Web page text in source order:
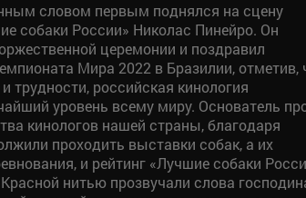
словом первым поднялся на сцену
собаки России» Николас Пинейро. Он
церемонии и поздравил
Мира 2022 в Бразилии, отметив,
трудности, российская кинология
уровень всему миру. Основатель
кинологов нашей страны, благодаря
проходить выставки собак, а их
и рейтинг «Лучшие собаки
нитью прозвучали слова